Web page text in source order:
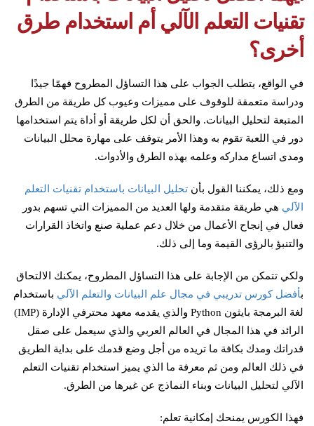
تقنيات التعلم الآلي أم استخدام طرق
أخرى؟
في الواقع، يتطلب الجواب على هذا التساؤل المطروح فهمًا جيدًا
ودراسة متعمقة للوقوف على مميزات وعيوب كل طريقة من الطرق
المتبعة لتحليل البيانات. والحق أن لكل طريقة أو أداة يتم استخدامها
دور في اللعبة تقوم به وهذا الأمر يتوقف على مهارة محلل البيانات
ومدى اتساع مداركه وعلمه بهذه الطرق والأدوات.
ومع ذلك، يمكننا القول بأن تحليل البيانات باستخدام تقنيات التعلم
الآلي هي طريقة متقدمة ولها العديد من المميزات التي تسهم بدور
فعال في إنجاح الأعمال من خلال دعم عملية صنع واتخاذ القرارات
والتنبؤ بالرؤى القيمة وما إلى ذلك.
ولكي تتمكن من الإجابة على هذا التساؤل المطروح، يمكنك الالتحاق
بأفضل كورس تدريبي في مجال علم البيانات والتعلم الآلي باستخدام
لغة البرمجة بايثون Python والذي يقدمه معهد محترفي الإدارة (IMP)
الرائد في هذا المجال في العالم العربي والذي سيعمل على صقل
قدراتك ومدك بكافة ما تريده من أجل وضع قدمك على بداية الطريق
في ذلك العالم ومن ثم معرفة ما الذي يميز استخدام تقنيات التعلم
الآلي لتحليل البيانات وبناء النماذج عن غيرها من الطرق.
فهذا الكورس يمنحك إمكانية تعلم: